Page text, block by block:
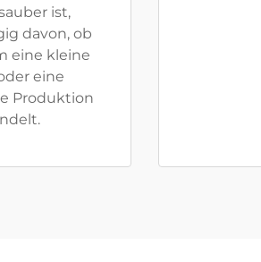
ist,
davon, ob
eine kleine
eine
Produktion